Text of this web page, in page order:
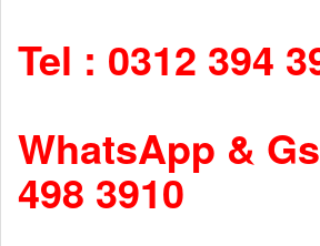
Tel : 0312 394
WhatsApp &
498 3910